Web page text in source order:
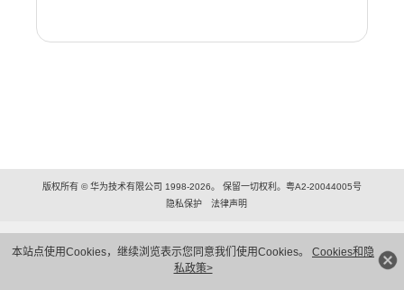
本站点使用Cookies，继续浏览表示您同意我们使用Cookies。 Cookies和隐
私政策>
版权所有 © 华为技术有限公司 1998-2026。 保留一切权利。粤A2-20044005号
隐私保护
法律声明